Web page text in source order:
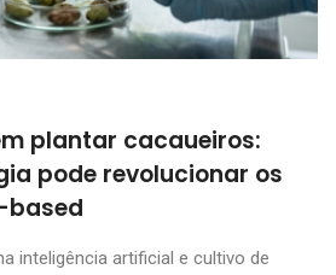
plantar cacaueiros:
pode revolucionar os
based
inteligência artificial e cultivo de